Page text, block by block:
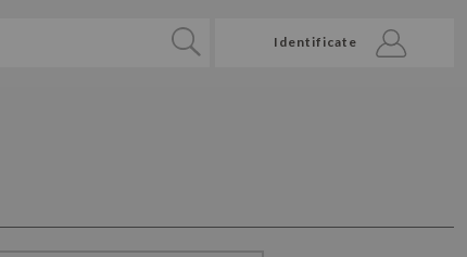
Identificate